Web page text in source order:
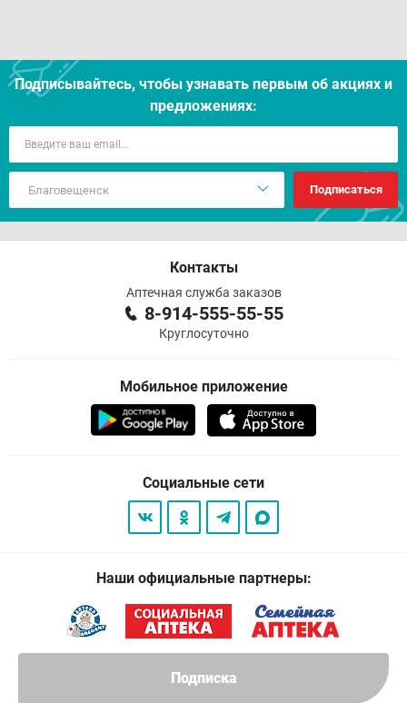
Подписка
Подписывайтесь, чтобы узнавать первым об акцияx и
предложениях:
Подписаться
Контакты
Аптечная служба заказов
8-914-555-55-55
Круглосуточно
Мобильное приложение
Социальные сети
Наши официальные партнеры: